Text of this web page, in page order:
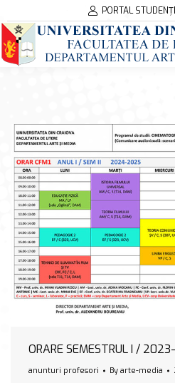
PORTAL STUDENȚI
ORARE SEMESTRUL I /
anunturi profesori By arte-media